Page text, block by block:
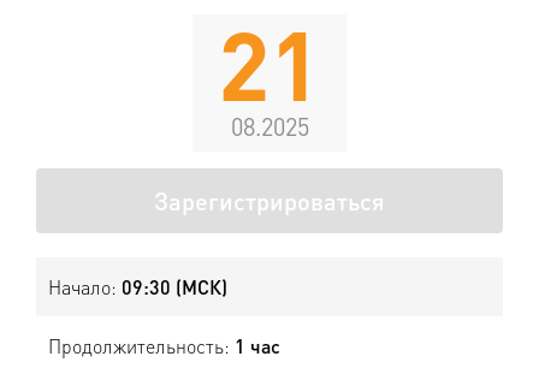
21
08.2025
Зарегистрироваться
Начало: 09:30 (МСК)
Продолжительность: 1 час